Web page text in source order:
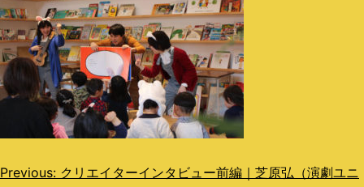
t
投
Previous: クリエイターインタビュー前編｜芝原弘（演劇ユニ